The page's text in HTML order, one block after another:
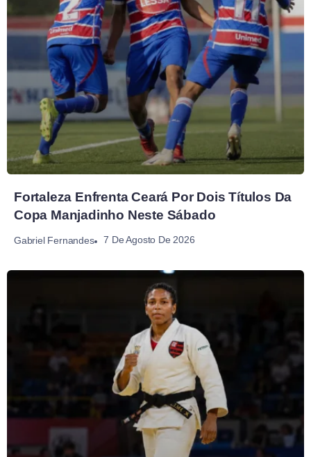
Fortaleza Enfrenta Ceará Por Dois Títulos Da
Copa Manjadinho Neste Sábado
Gabriel Fernandes 7 De Agosto De 2026